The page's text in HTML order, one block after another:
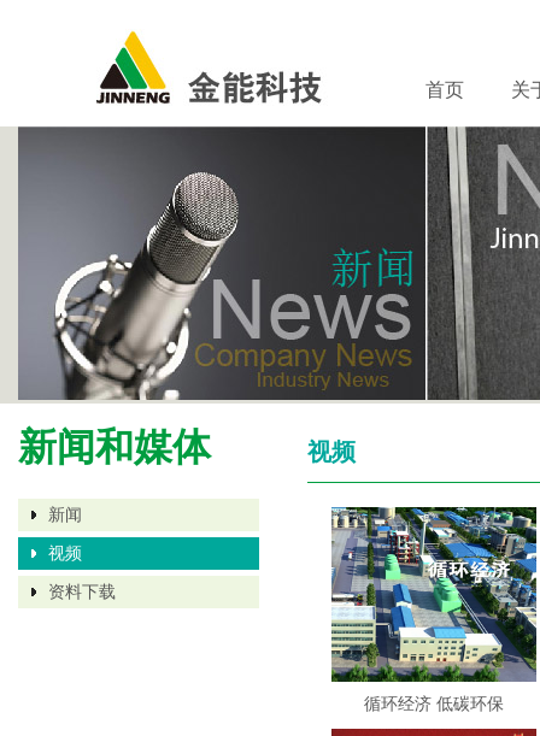
首页 关
新闻和媒体
新闻
视频
资料下载
视频
循环经济 低碳环保